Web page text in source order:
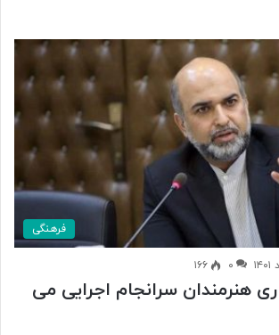
فرهنگی
۰ ۱۶۶
هنرمندان سرانجام اجرایی می